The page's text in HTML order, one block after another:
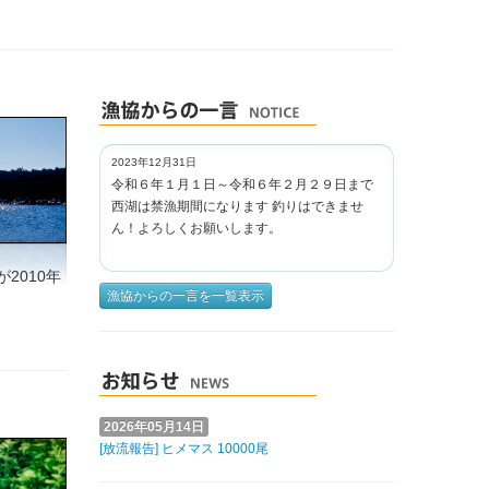
2010年
2023年12月31日
令和６年１月１日～令和６年２月２９日まで
西湖は禁漁期間になります 釣りはできませ
ん！よろしくお願いします。
漁協からの一言を一覧表示
2026年05月14日
[放流報告] ヒメマス 10000尾